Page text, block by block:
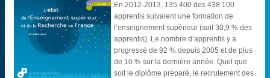
En 2012-2013, 135 400 des 438 100
apprentis suivaient une formation de
l’enseignement supérieur (soit 30,9 % des
apprentis). Le nombre d’apprentis y a
progressé de 92 % depuis 2005 et de plus
de 10 % sur la dernière année. Quel que
soit le diplôme préparé, le recrutement des